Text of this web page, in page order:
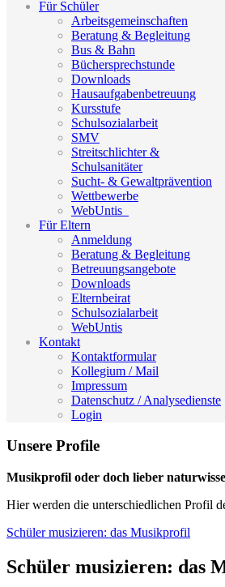
Für Schüler
Arbeitsgemeinschaften
Beratung & Begleitung
Bus & Bahn
Büchersprechstunde
Downloads
Hausaufgabenbetreuung
Kursstufe
Schulsozialarbeit
SMV
Streitschlichter &
Schulsanitäter
Sucht- & Gewaltprävention
Wettbewerbe
WebUntis_
Für Eltern
Anmeldung
Beratung & Begleitung
Betreuungsangebote
Downloads
Elternbeirat
Schulsozialarbeit
WebUntis
Kontakt
Kontaktformular
Kollegium / Mail
Impressum
Datenschutz / Analysedienste
Login
Unsere Profile
Musikprofil oder doch lieber
Hier werden die unterschiedlichen Profil
Schüler musizieren: das Musikprofil
Schüler musizieren: das